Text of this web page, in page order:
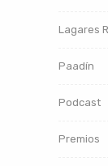
Lagares
Paadín
Podcast
Premios